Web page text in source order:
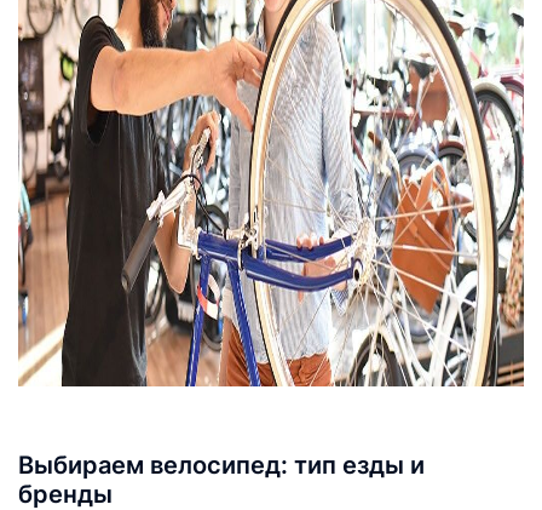
Выбираем велосипед: тип езды и
бренды